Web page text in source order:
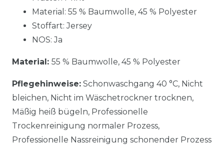
Material: 55 % Baumwolle, 45 % Polyester
Stoffart: Jersey
NOS: Ja
Material: 55 % Baumwolle, 45 % Polyester
Pflegehinweise: Schonwaschgang 40 °C, Nicht
bleichen, Nicht im Wäschetrockner trocknen,
Mäßig heiß bügeln, Professionelle
Trockenreinigung normaler Prozess,
Professionelle Nassreinigung schonender Prozess